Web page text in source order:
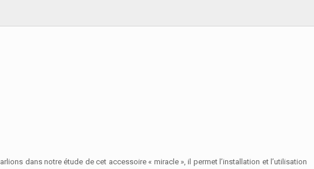
dans notre étude de cet accessoire « miracle », il permet l’installation et l’utilisation